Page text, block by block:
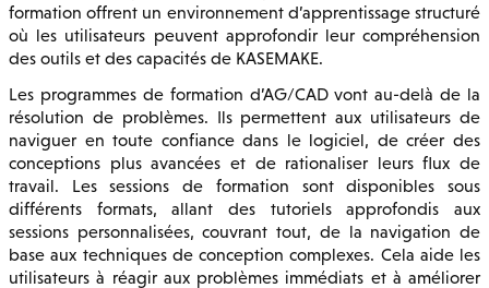
formation offrent un environnement d’apprentissage structuré
où les utilisateurs peuvent approfondir leur compréhension
des outils et des capacités de KASEMAKE.
Les programmes de formation d’AG/CAD vont au-delà de la
résolution de problèmes. Ils permettent aux utilisateurs de
naviguer en toute confiance dans le logiciel, de créer des
conceptions plus avancées et de rationaliser leurs flux de
travail. Les sessions de formation sont disponibles sous
différents formats, allant des tutoriels approfondis aux
sessions personnalisées, couvrant tout, de la navigation de
base aux techniques de conception complexes. Cela aide les
utilisateurs à réagir aux problèmes immédiats et à améliorer